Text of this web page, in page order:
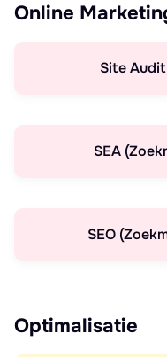
Online
Site
SEA
SEO
Optimalisatie